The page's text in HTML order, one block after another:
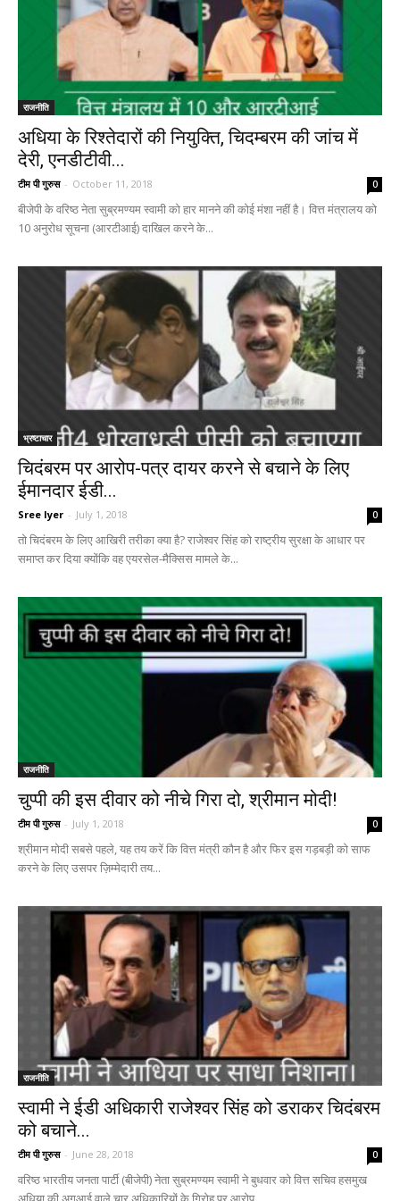
राजनीति
अधिया के रिश्तेदारों की नियुक्ति, चिदम्बरम की जांच में
देरी, एनडीटीवी...
टीम पी गुरुस - October 11, 2018 0
बीजेपी के वरिष्ठ नेता सुब्रमण्यम स्वामी को हार मानने की कोई मंशा नहीं है। वित्त मंत्रालय को
10 अनुरोध सूचना (आरटीआई) दाखिल करने के...
भ्रष्टाचार
चिदंबरम पर आरोप-पत्र दायर करने से बचाने के लिए
ईमानदार ईडी...
Sree Iyer - July 1, 2018 0
तो चिदंबरम के लिए आखिरी तरीका क्या है? राजेश्वर सिंह को राष्ट्रीय सुरक्षा के आधार पर
समाप्त कर दिया क्योंकि वह एयरसेल-मैक्सिस मामले के...
राजनीति
चुप्पी की इस दीवार को नीचे गिरा दो, श्रीमान मोदी!
टीम पी गुरुस - July 1, 2018 0
श्रीमान मोदी सबसे पहले, यह तय करें कि वित्त मंत्री कौन है और फिर इस गड़बड़ी को साफ
करने के लिए उसपर ज़िम्मेदारी तय...
राजनीति
स्वामी ने ईडी अधिकारी राजेश्वर सिंह को डराकर चिदंबरम
को बचाने...
टीम पी गुरुस - June 28, 2018 0
वरिष्ठ भारतीय जनता पार्टी (बीजेपी) नेता सुब्रमण्यम स्वामी ने बुधवार को वित्त सचिव हसमुख